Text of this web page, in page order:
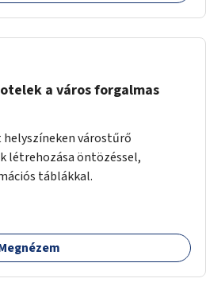
a város forgalmas
várostűrő
létrehozása öntözéssel,
táblákkal.